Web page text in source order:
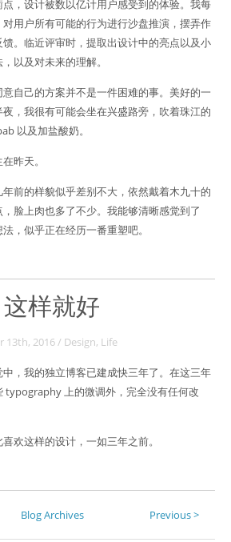
，设计被数以亿计用户感受到的体验。我每
用户所有可能的行为进行沙盘推演，摆弄作
。临近评审时，提取出设计中的亮点以及小
以及对未来的理解。
自己的方案并不是一件困难的事。美好的一
，我很有可能会坐在兴盛路旁，吹着珠江的
以及加盐酸奶。
昨天。
前的样貌似乎差别不大，依然戴着木九十的
脸上肉也多了不少。我能够清晰感觉到了
，似乎正在经历一番重塑吧。
这样就好
13th, 2016/ Design, Life
，我的独立博客已建成快三年了。在这三年
typography 上的微调外，完全没有任何改
欢这样的设计，一如三年之前。
Previous >
Blog Archives